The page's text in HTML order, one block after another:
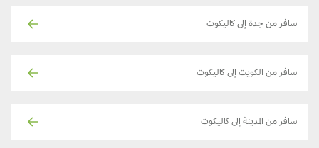
سافر من جدة إلى كاليكوت
سافر من الكويت إلى كاليكوت
سافر من المدينة إلى كاليكوت